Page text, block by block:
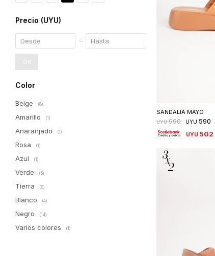
SANDALIA MAYO
UYU 990 UYU 590
UYU 502
Precio (UYU)
OK
Color
Beige (8)
Amarillo (1)
Anaranjado (1)
Rosa (1)
Azul (1)
Verde (5)
Tierra (6)
Blanco (4)
Negro (14)
Varios colores (1)